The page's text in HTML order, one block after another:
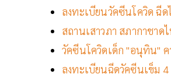
ลงทะเบียนวัคซีนโควิด ฉี
สถานเสาวภา สภากาชาด
วัคซีนโควิดเด็ก "อนุทิน"
ลงทะเบียนฉีดวัคซีนเข็ม